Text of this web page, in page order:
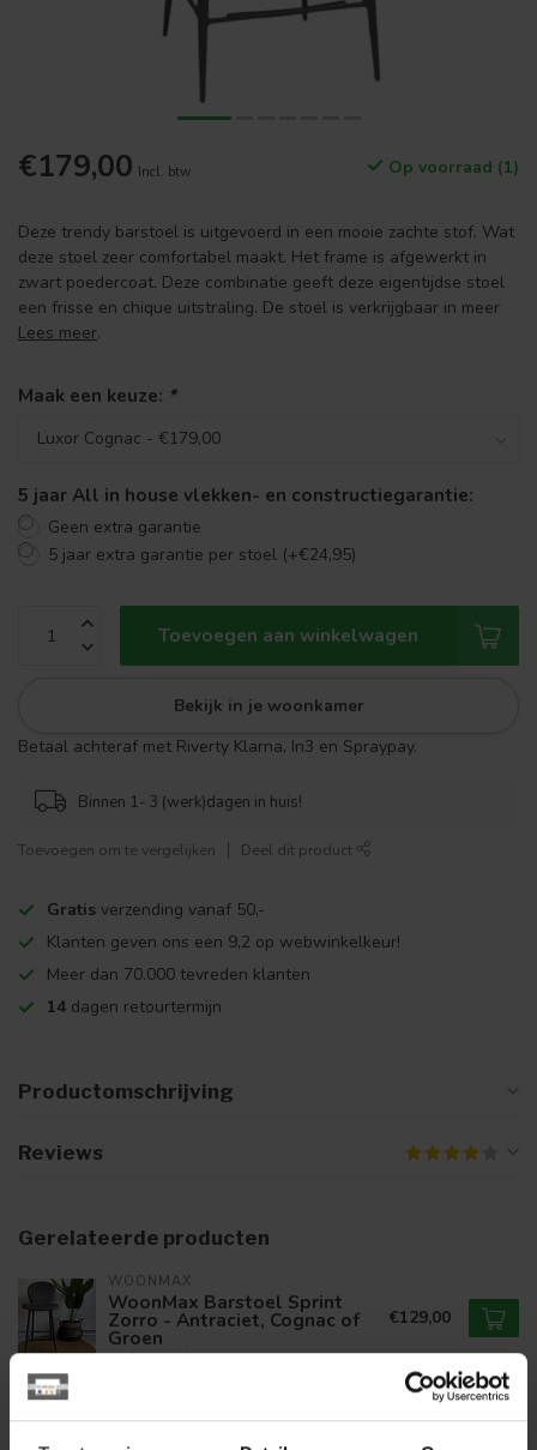
€179,00 Incl. btw Op voorraad (1)
Deze trendy barstoel is uitgevoerd in een mooie zachte stof. Wat
deze stoel zeer comfortabel maakt. Het frame is afgewerkt in
zwart poedercoat. Deze combinatie geeft deze eigentijdse stoel
een frisse en chique uitstraling. De stoel is verkrijgbaar in meer
Lees meer.
Maak een keuze: *
5 jaar All in house vlekken- en constructiegarantie:
Geen extra garantie
5 jaar extra garantie per stoel (+€24,95)
Toevoegen aan winkelwagen
Bekijk in je woonkamer
Betaal achteraf met Riverty Klarna, In3 en Spraypay.
Binnen 1- 3 (werk)dagen in huis!
Toevoegen om te vergelijken Deel dit product
Gratis verzending vanaf 50,-
Klanten geven ons een 9,2 op webwinkelkeur!
Meer dan 70.000 tevreden klanten
14 dagen retourtermijn
Productomschrijving
Reviews
Gerelateerde producten
WOONMAX
WoonMax Barstoel Sprint
Zorro - Antraciet, Cognac of
Groen
€129,00
WOONSTIJL
€79,95